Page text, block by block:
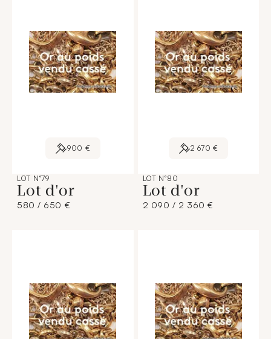
900 €
LOT N°79
Lot d'or
580 / 650 €
2 670 €
LOT N°80
Lot d'or
2 090 / 2 360 €